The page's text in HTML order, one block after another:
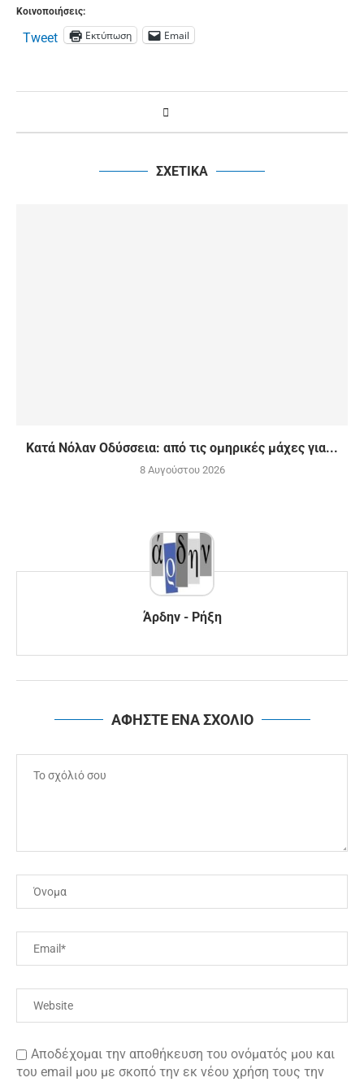
Κοινοποιήσεις:
Tweet Εκτύπωση Email
ΣΧΕΤΙΚΑ
Κατά Νόλαν Οδύσσεια: από τις ομηρικές μάχες για...
8 Αυγούστου 2026
Άρδην - Ρήξη
ΑΦΗΣΤΕ ΕΝΑ ΣΧΟΛΙΟ
Αποδέχομαι την αποθήκευση του ονόματός μου και
του email μου με σκοπό την εκ νέου χρήση τους την